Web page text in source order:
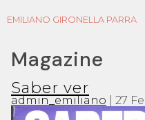
EMILIANO GIRONELLA PARRA
Magazine
Saber ver
admin_emiliano 27